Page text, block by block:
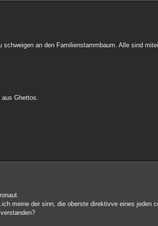
an den Familienstammbaum. Alle sind
aus Ghettos.
meine der sinn, die oberste direktivve eines jeden